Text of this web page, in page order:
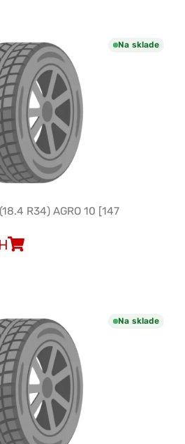
Na sklade
R34) AGRO 10 [147
Na sklade